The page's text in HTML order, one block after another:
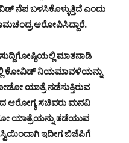
ನೆಪ ಬಳಸಿಕೊಳ್ಳುತ್ತಿದೆ ಎಂದು
ಆರೋಪಿಸಿದ್ದಾರೆ.
ಸುದ್ದಿಗೋಷ್ಠಿಯಲ್ಲಿ ಮಾತನಾಡಿ
ಕೋವಿಡ್ ನಿಯಮಾವಳಿಯನ್ನು
ಯಾತ್ರೆ ನಡೆಸುತ್ತಿರುವ
ಆರೋಗ್ಯ ಸಚಿವರು ಮನವಿ
ಯಾತ್ರೆಯನ್ನು ತಡೆಯುವ
ಇದೀಗ ಬಿಜೆಪಿಗೆ